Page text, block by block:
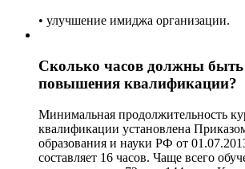
• улучшение имиджа организации.
Сколько часов должны
повышения квалификации?
Минимальная продолжительность
квалификации установлена
образования и науки РФ от
составляет 16 часов. Чаще всего